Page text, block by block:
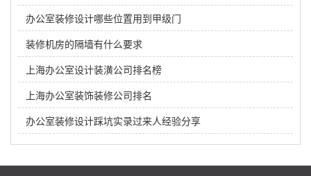
办公室装修设计哪些位置用到甲级门
装修机房的隔墙有什么要求
上海办公室设计装潢公司排名榜
上海办公室装饰装修公司排名
办公室装修设计踩坑实录过来人经验分享